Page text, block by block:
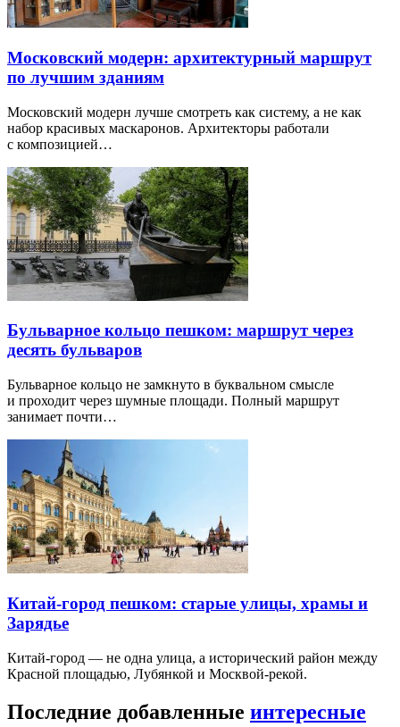
Московский модерн: архитектурный маршрут
по лучшим зданиям
Московский модерн лучше смотреть как систему, а не как
набор красивых маскаронов. Архитекторы работали
с композицией…
Бульварное кольцо пешком: маршрут через
десять бульваров
Бульварное кольцо не замкнуто в буквальном смысле
и проходит через шумные площади. Полный маршрут
занимает почти…
Китай-город пешком: старые улицы, храмы и
Зарядье
Китай-город — не одна улица, а исторический район между
Красной площадью, Лубянкой и Москвой-рекой.
Последние добавленные интересные